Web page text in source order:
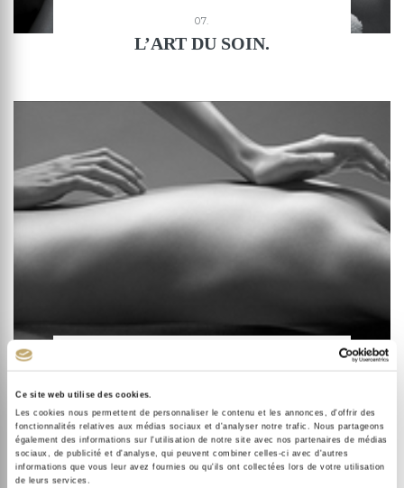
Ce site web utilise des cookies.
Les cookies nous permettent de personnaliser le contenu et les annonces, d'offrir des
fonctionnalités relatives aux médias sociaux et d'analyser notre trafic. Nous partageons
également des informations sur l'utilisation de notre site avec nos partenaires de médias
sociaux, de publicité et d'analyse, qui peuvent combiner celles-ci avec d'autres
informations que vous leur avez fournies ou qu'ils ont collectées lors de votre utilisation
de leurs services.
07.
L’ART DU SOIN.
PLURIELLE.